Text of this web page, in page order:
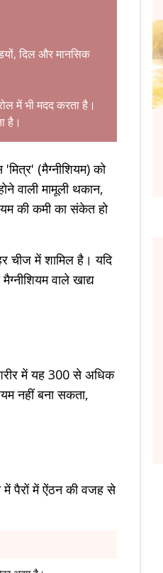
दिल और मानसिक
में भी मदद करता है।
है।
(मैग्नीशियम) को
वाली मामूली थकान,
की कमी का संकेत हो
चीज में शामिल है। यदि
वाले खाद्य
में यह 300 से अधिक
नहीं बना सकता,
पैरों में ऐंठन की वजह से